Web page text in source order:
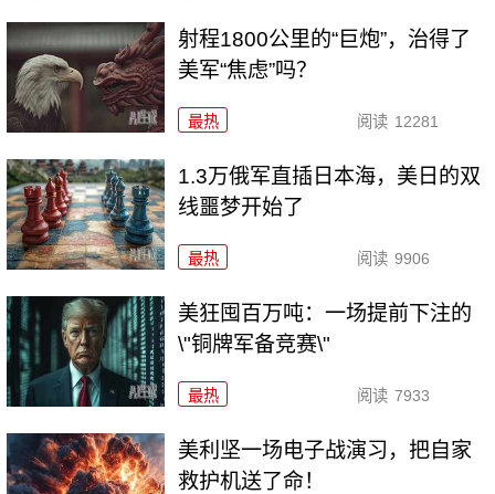
射程1800公里的“巨炮”，治得了
美军“焦虑”吗？
最热 阅读 12281
1.3万俄军直插日本海，美日的双
线噩梦开始了
最热 阅读 9906
美狂囤百万吨：一场提前下注的
\"铜牌军备竞赛\"
最热 阅读 7933
美利坚一场电子战演习，把自家
救护机送了命！